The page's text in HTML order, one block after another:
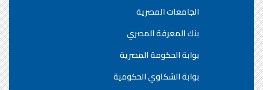
الجامعات المصرية
بنك المعرفة المصري
بوابة الحكومة المصرية
بوابة الشكاوي الحكومية